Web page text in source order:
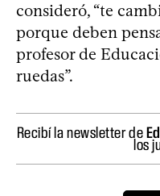
consideró, “te
porque deben
profesor de
ruedas”.
Recibí la newsletter de
los